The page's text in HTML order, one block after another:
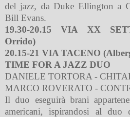
del jazz, da Duke Ellington a
Bill Evans.
19.30-20.15 VIA XX
Orrido)
20.15-21 VIA TACENO
TIME FOR A JAZZ DUO
DANIELE TORTORA -
MARCO ROVERATO -
Il duo eseguirà brani
americani, ispirandosi al duo